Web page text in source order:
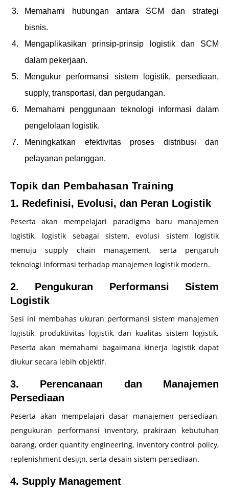
Memahami hubungan antara SCM dan strategi
bisnis.
Mengaplikasikan prinsip-prinsip logistik dan SCM
dalam pekerjaan.
Mengukur performansi sistem logistik, persediaan,
supply, transportasi, dan pergudangan.
Memahami penggunaan teknologi informasi dalam
pengelolaan logistik.
Meningkatkan efektivitas proses distribusi dan
pelayanan pelanggan.
Topik dan Pembahasan Training
1. Redefinisi, Evolusi, dan Peran Logistik
Peserta akan mempelajari paradigma baru manajemen
logistik, logistik sebagai sistem, evolusi sistem logistik
menuju supply chain management, serta pengaruh
teknologi informasi terhadap manajemen logistik modern.
2. Pengukuran Performansi Sistem
Logistik
Sesi ini membahas ukuran performansi sistem manajemen
logistik, produktivitas logistik, dan kualitas sistem logistik.
Peserta akan memahami bagaimana kinerja logistik dapat
diukur secara lebih objektif.
3. Perencanaan dan Manajemen
Persediaan
Peserta akan mempelajari dasar manajemen persediaan,
pengukuran performansi inventory, prakiraan kebutuhan
barang, order quantity engineering, inventory control policy,
replenishment design, serta desain sistem persediaan.
4. Supply Management